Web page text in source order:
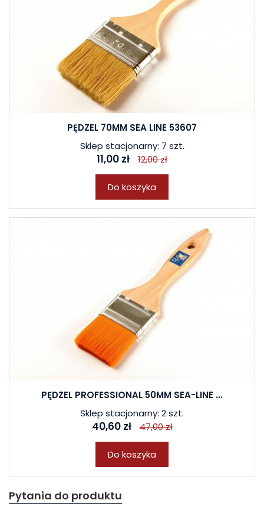
PĘDZEL 70MM SEA LINE 53607
Sklep stacjonarny: 7 szt.
11,00 zł 12,00 zł
Do koszyka
PĘDZEL PROFESSIONAL 50MM SEA-LINE ...
Sklep stacjonarny: 2 szt.
40,60 zł 47,00 zł
Do koszyka
Pytania do produktu